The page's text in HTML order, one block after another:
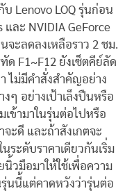
Lenovo LOQ รุ่นก่อน
ละ NVIDIA GeForce
นจะลดลงเหลือราว 2 ชม.
ด F1~F12 ยังเซ็ตคีย์ลัด
ไม่มีคำสั่งสำคัญอย่าง
งๆ อย่างเป้าเล็งปืนหรือ
เข้ามาในรุ่นต่อไปหรือ
จะดี และถ้าสังเกตจะ
ระดับราคาเดียวกันเริ่ม
วมือมาให้ใช้เพื่อความ
นนี้แต่คาดหวังว่ารุ่นต่อ